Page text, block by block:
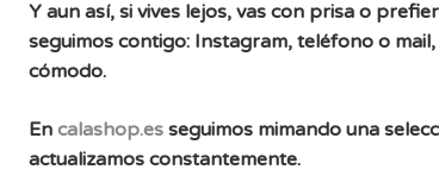
Y aun así, si vives lejos, vas con prisa o
seguimos contigo: Instagram, teléfono o
cómodo.
En calashop.esseguimos mimando una
actualizamos constantemente.